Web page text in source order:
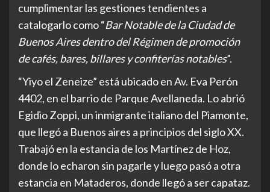
cumplimentar las gestiones tendientes a
catalogarlo como “Bar Notable de la Ciudad de
Buenos Aires dentro del Régimen de promoción
de cafés, bares, billares y confiterías notables”.
“Yiyo el Zeneize” está ubicado en Av. Eva Perón
4402, en el barrio de Parque Avellaneda. Lo abrió
Egidio Zoppi, un inmigrante italiano del Piamonte,
que llegó a Buenos aires a principios del siglo XX.
Trabajó en la estancia de los Martínez de Hoz,
donde lo echaron sin pagarle y luego pasó a otra
estancia en Mataderos, donde llegó a ser capataz.